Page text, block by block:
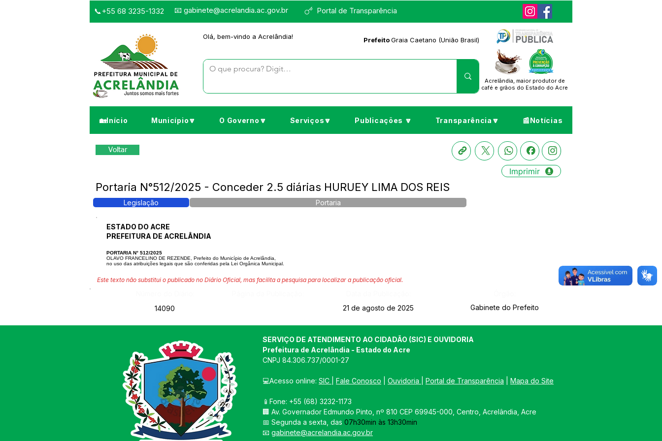
Portal de Transparência
📞+55 68 3235-1332 📧 gabinete@acrelandia.ac.gov.br
Olá, bem-vindo a Acrelândia! PrefeitoGraia Caetano (União Brasil)
Acrelândia, maior produtor de
café e grãos do Estado do Acre
🏡Início Município🔽 O Governo🔽 Serviços🔽 Publicações 🔽 Transparência🔽 📰Notícias
Voltar
Imprimir
Portaria N°512/2025 - Conceder 2.5 diárias HURUEY LIMA DOS REIS
Legislação Portaria
ESTADO DO ACRE
PREFEITURA DE ACRELÂNDIA
PORTARIA N° 512/2025
OLAVO FRANCELINO DE REZENDE, Prefeito do Município de Acrelândia,
no uso das atribuições legais que são conferidas pela Lei Orgânica Municipal.
Este texto não substitui o publicado no Diário Oficial, mas facilita a pesquisa para localizar a publicação oficial.
14090
21 de agosto de 2025 Gabinete do Prefeito
SERVIÇO DE ATENDIMENTO AO CIDADÃO (SIC) E OUVIDORIA
Prefeitura de Acrelândia - Estado do Acre
CNPJ 84.306.737/0001-27
💻Acesso online: SIC Fale Conosco Ouvidoria Portal de Transparência Mapa do Site
📱Fone: +55 (68) 3232-1173
🏢 Av. Governador Edmundo Pinto, nº 810 CEP 69945-000, Centro, Acrelândia, Acre
📅 Segunda a sexta, das 07h30min às 13h30min
📧 gabinete@acrelandia.ac.gov.br